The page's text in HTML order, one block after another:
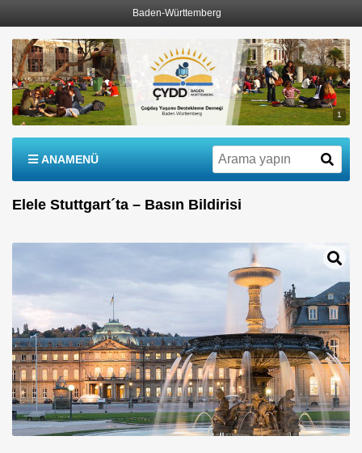
Baden-Württemberg
1
ANAMENÜ
Elele Stuttgart´ta – Basın Bildirisi